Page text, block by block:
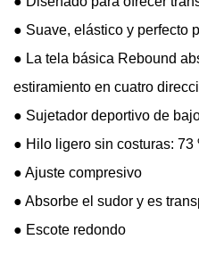
● Suave, elástico y perfecto
● La tela básica Rebound
estiramiento en cuatro
● Sujetador deportivo de
● Hilo ligero sin costuras: 73
● Ajuste compresivo
● Absorbe el sudor y es
● Escote redondo